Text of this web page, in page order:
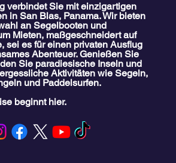
Ausflug nach San
verbindet Sie mit einzigartigen
in San Blas, Panama. Wir bieten
an Segelbooten und
Mieten, maßgeschneidert auf
sei es für einen privaten Ausflug
Abenteuer. Genießen Sie
Sie paradiesische Inseln und
Aktivitäten wie Segeln,
und Paddelsurfen.
beginnt hier.